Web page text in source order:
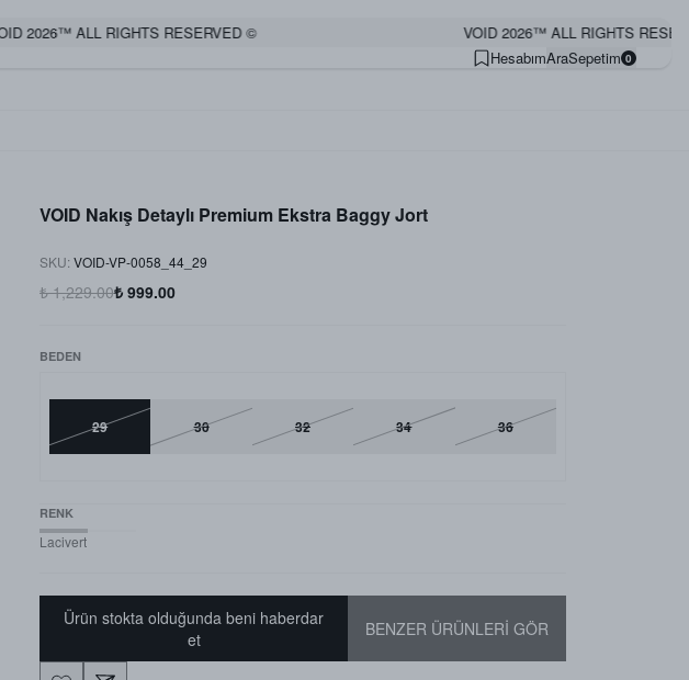
2026™ ALL RIGHTS RESERVED ©
VOID 2026™ ALL RIGHTS
HesabımAraSepetim 0
VOID Nakış Detaylı Premium Ekstra Baggy Jort
SKU: VOID-VP-0058_44_29
₺ 1,229.00₺ 999.00
BEDEN
29 30 32 34 36
RENK
Lacivert
Ürün stokta olduğunda beni haberdar
et
BENZER ÜRÜNLERİ GÖR